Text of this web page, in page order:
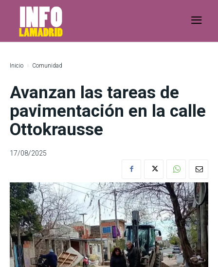
Inicio Comunidad
Avanzan las tareas de
pavimentación en la calle
Ottokrausse
17/08/2025